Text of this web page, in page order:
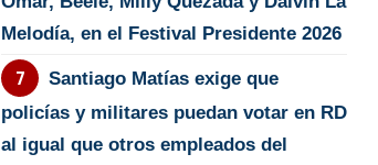
Melodía, en el Festival Presidente 2026
Santiago Matías exige que
policías y militares puedan votar en RD
al igual que otros empleados del